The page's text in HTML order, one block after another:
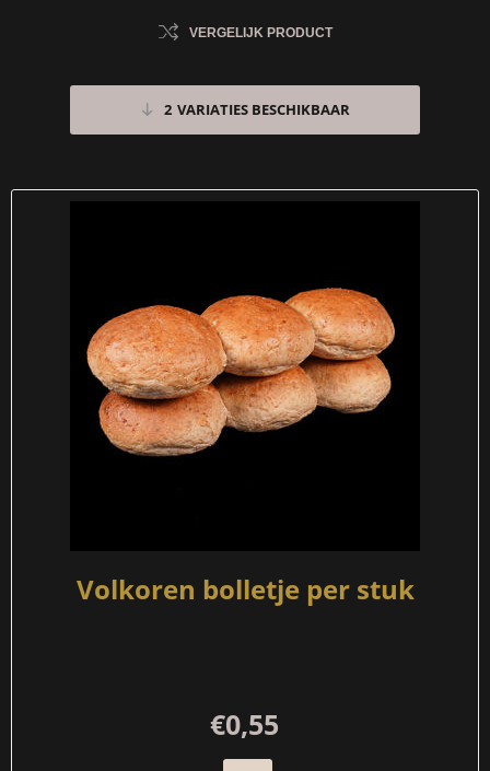
VERGELIJK PRODUCT
2 VARIATIES BESCHIKBAAR
Volkoren bolletje per stuk
€0,55